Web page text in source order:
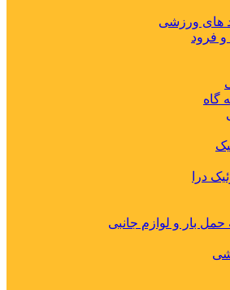
های ورزشی
و فرود
گاه
درا
بار و لوازم جانبی